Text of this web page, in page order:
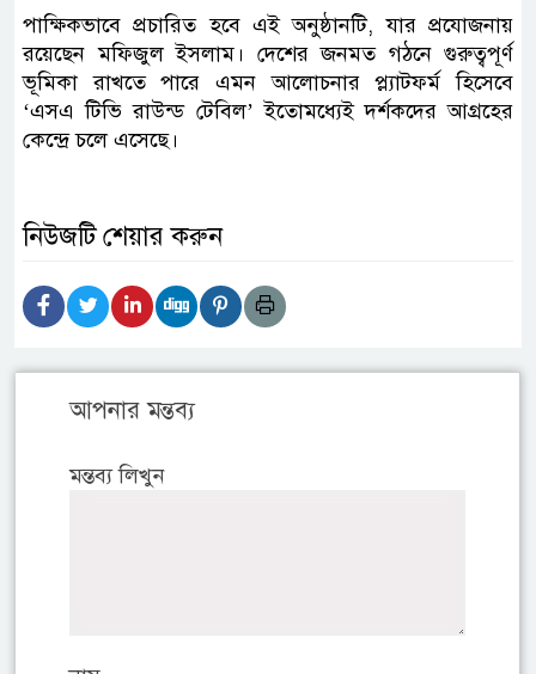
পাক্ষিকভাবে প্রচারিত হবে এই অনুষ্ঠানটি, যার প্রযোজনায়
রয়েছেন মফিজুল ইসলাম। দেশের জনমত গঠনে গুরুত্বপূর্ণ
ভূমিকা রাখতে পারে এমন আলোচনার প্ল্যাটফর্ম হিসেবে
‘এসএ টিভি রাউন্ড টেবিল’ ইতোমধ্যেই দর্শকদের আগ্রহের
কেন্দ্রে চলে এসেছে।
নিউজটি শেয়ার করুন
আপনার মন্তব্য
মন্তব্য লিখুন